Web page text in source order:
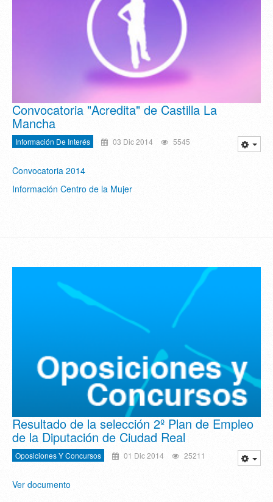
Convocatoria "Acredita" de Castilla La
Mancha
Información De Interés 03 Dic 2014 5545
Convocatoria 2014
Información Centro de la Mujer
Resultado de la selección 2º Plan de Empleo
de la Diputación de Ciudad Real
Oposiciones Y Concursos 01 Dic 2014 25211
Ver documento